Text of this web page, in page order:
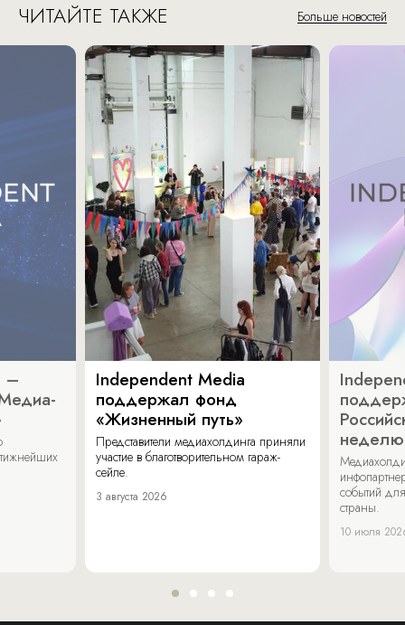
ЧИТАЙТЕ ТАКЖЕ Больше новостей
–
Independent Media
поддержал фонд
«Жизненный путь»
Представители медиахолдинга приняли
участие в благотворительном гараж-
сейле.
3 августа 2026
неделю
событий
страны.
10 июля